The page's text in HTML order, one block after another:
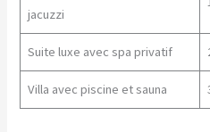
jacuzzi
Suite luxe avec spa privatif
Villa avec piscine et sauna